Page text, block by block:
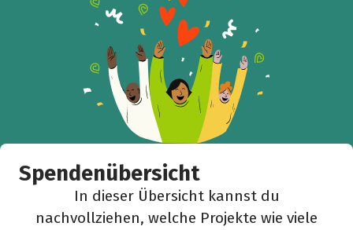
Spendenübersicht
In dieser Übersicht kannst du
nachvollziehen, welche Projekte wie viele